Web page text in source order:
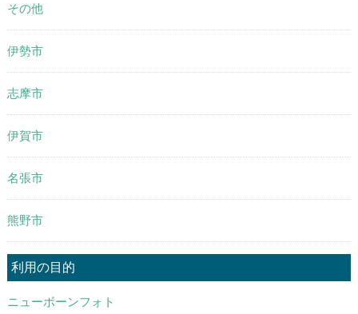
その他
伊勢市
志摩市
伊賀市
名張市
熊野市
利用の目的
ニューボーンフォト